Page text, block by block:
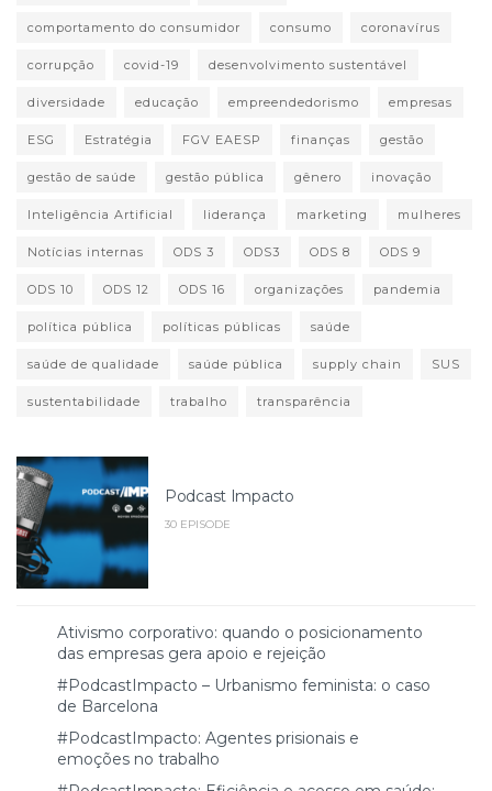
comportamento do consumidor consumo coronavírus
corrupção covid-19 desenvolvimento sustentável
diversidade educação empreendedorismo empresas
ESG Estratégia FGV EAESP finanças gestão
gestão de saúde gestão pública gênero inovação
Inteligência Artificial liderança marketing mulheres
Notícias internas ODS 3 ODS3 ODS 8 ODS 9
ODS 10 ODS 12 ODS 16 organizações pandemia
política pública políticas públicas saúde
saúde de qualidade saúde pública supply chain SUS
sustentabilidade trabalho transparência
Podcast Impacto
30 EPISODE
Ativismo corporativo: quando o posicionamento
das empresas gera apoio e rejeição
#PodcastImpacto – Urbanismo feminista: o caso
de Barcelona
#PodcastImpacto: Agentes prisionais e
emoções no trabalho